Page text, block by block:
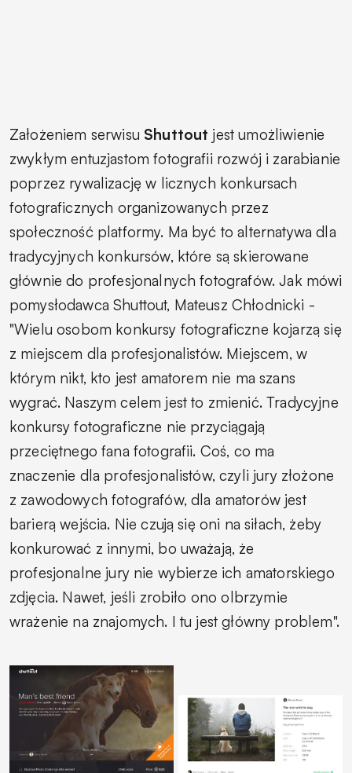
Założeniem serwisu Shuttout jest umożliwienie
zwykłym entuzjastom fotografii rozwój i zarabianie
poprzez rywalizację w licznych konkursach
fotograficznych organizowanych przez
społeczność platformy. Ma być to alternatywa dla
tradycyjnych konkursów, które są skierowane
głównie do profesjonalnych fotografów. Jak mówi
pomysłodawca Shuttout, Mateusz Chłodnicki -
"Wielu osobom konkursy fotograficzne kojarzą się
z miejscem dla profesjonalistów. Miejscem, w
którym nikt, kto jest amatorem nie ma szans
wygrać. Naszym celem jest to zmienić. Tradycyjne
konkursy fotograficzne nie przyciągają
przeciętnego fana fotografii. Coś, co ma
znaczenie dla profesjonalistów, czyli jury złożone
z zawodowych fotografów, dla amatorów jest
barierą wejścia. Nie czują się oni na siłach, żeby
konkurować z innymi, bo uważają, że
profesjonalne jury nie wybierze ich amatorskiego
zdjęcia. Nawet, jeśli zrobiło ono olbrzymie
wrażenie na znajomych. I tu jest główny problem".